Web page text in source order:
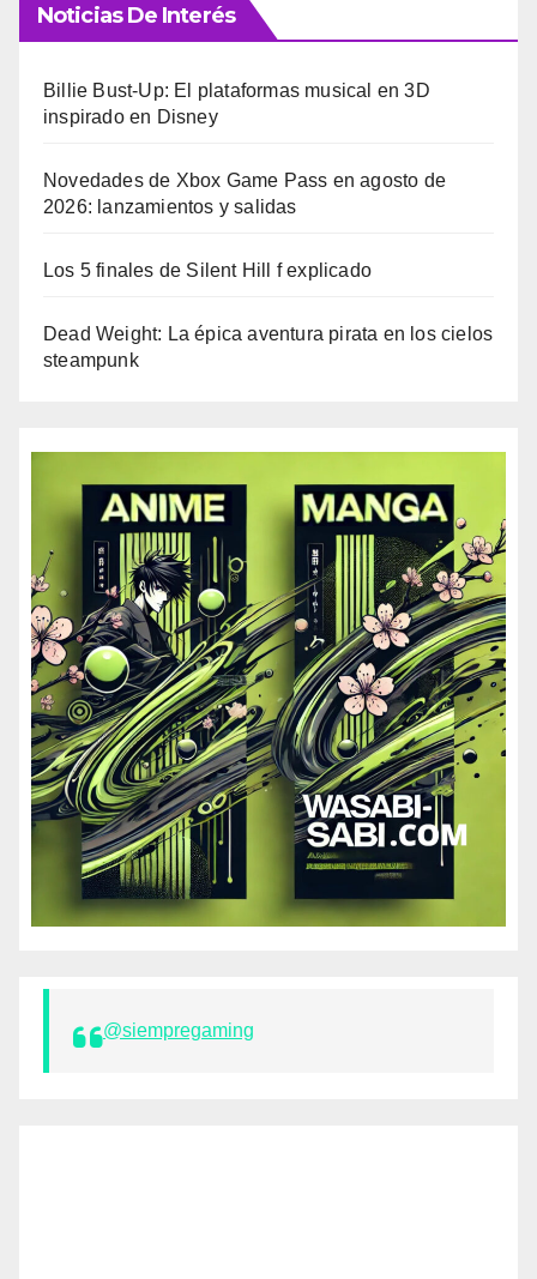
Noticias De Interés
Billie Bust-Up: El plataformas musical en 3D
inspirado en Disney
Novedades de Xbox Game Pass en agosto de
2026: lanzamientos y salidas
Los 5 finales de Silent Hill f explicado
Dead Weight: La épica aventura pirata en los cielos
steampunk
@siempregaming